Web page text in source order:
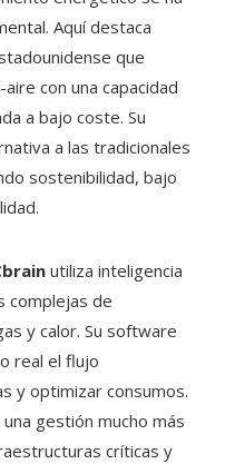
Aquí destaca
que
con una capacidad
a bajo coste. Su
a las tradicionales
sostenibilidad, bajo
utiliza inteligencia
complejas de
y calor. Su software
real el flujo
y optimizar consumos.
gestión mucho más
críticas y